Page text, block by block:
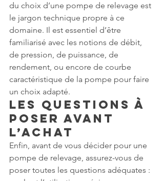
du choix d’une pompe de relevage est
le jargon technique propre à ce
domaine. Il est essentiel d’être
familiarisé avec les notions de débit,
de pression, de puissance, de
rendement, ou encore de courbe
caractéristique de la pompe pour faire
un choix adapté.
Les Questions à
Poser Avant
l’Achat
Enfin, avant de vous décider pour une
pompe de relevage, assurez-vous de
poser toutes les questions adéquates :